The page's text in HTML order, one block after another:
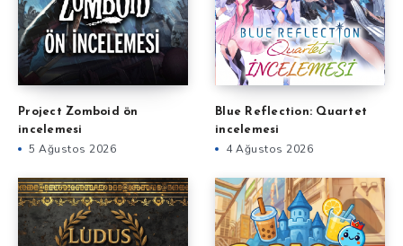
Project Zomboid ön
incelemesi
5 Ağustos 2026
Blue Reflection: Quartet
incelemesi
4 Ağustos 2026